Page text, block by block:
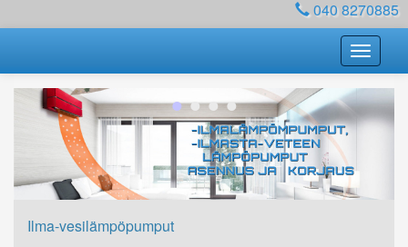
040 8270885
••••
Ilma-vesilämpöpumput